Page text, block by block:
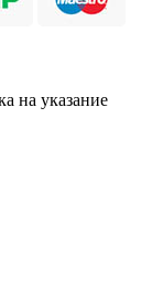
на указание